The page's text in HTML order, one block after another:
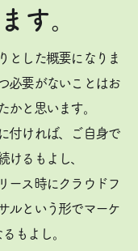
す。
とした概要になりま
必要がないことはお
かと思います。
付ければ、ご自身で
けるもよし、
ース時にクラウドフ
ルという形でマーケ
もよし。